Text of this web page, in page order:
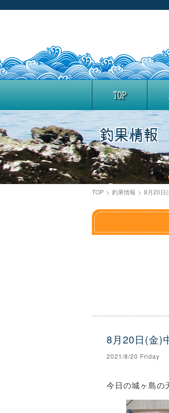
TOP
釣果情報
TOP > 釣果情報 > 8月20日
8月20日(金)
2021/8/20 Friday
今日の城ヶ島の